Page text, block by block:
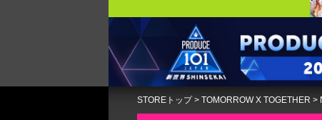
STOREトップ> TOMORROW X TOGETHER >